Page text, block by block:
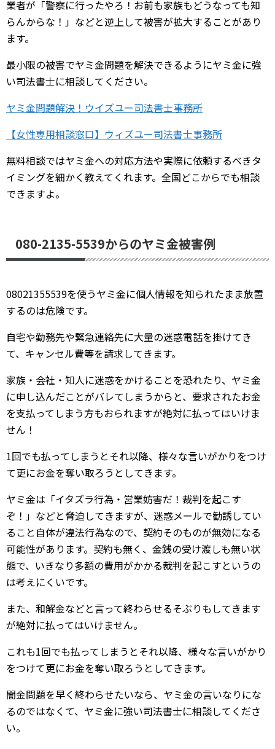
業者が「警察に行ったやろ！お前も家族もどうなっても知
らんからな！」などと逆上して被害が拡大することがあり
ます。
最小限の被害でヤミ金問題を解決できるようにヤミ金に強
い司法書士に相談してください。
ヤミ金問題解決！ウイズユー司法書士事務所
【女性専用相談窓口】ウィズユー司法書士事務所
無料相談ではヤミ金への対応方法や実際に依頼するべきタ
イミングを細かく教えてくれます。全国どこからでも相談
できますよ。
080-2135-5539からのヤミ金被害例
08021355539を使うヤミ金に個人情報を知られたまま放置
するのは危険です。
自宅や勤務先や緊急連絡先に大量の迷惑電話を掛けてき
て、キャンセル費等を請求してきます。
家族・会社・知人に迷惑をかけることを恐れたり、ヤミ金
に申し込んだことがバレてしまうからと、要求されたお金
を支払ってしまう方もおられますが絶対に払ってはいけま
せん！
1回でも払ってしまうとそれ以降、様々な言いがかりをつけ
て更にお金を奪い取ろうとしてきます。
ヤミ金は「イタズラ行為・営業妨害だ！裁判を起こす
ぞ！」などと脅迫してきますが、迷惑メールで勧誘してい
ること自体が違法行為なので、契約そのものが無効になる
可能性があります。契約も無く、金銭の受け渡しも無い状
態で、いきなり多額の費用がかかる裁判を起こすというの
は考えにくいです。
また、和解金などと言って終わらせるそぶりもしてきます
が絶対に払ってはいけません。
これも1回でも払ってしまうとそれ以降、様々な言いがかり
をつけて更にお金を奪い取ろうとしてきます。
闇金問題を早く終わらせたいなら、ヤミ金の言いなりにな
るのではなくて、ヤミ金に強い司法書士に相談してくださ
い。